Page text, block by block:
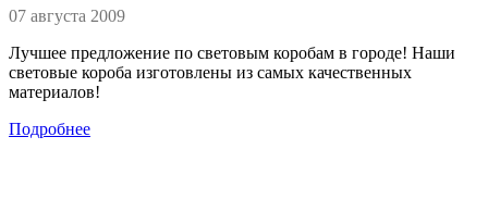
07 августа 2009
Лучшее предложение по световым коробам в городе! Наши
световые короба изготовлены из самых качественных
материалов!
Подробнее